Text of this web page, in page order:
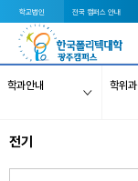
학교법인 전국 캠퍼스 안내
학과안내 학위
전기